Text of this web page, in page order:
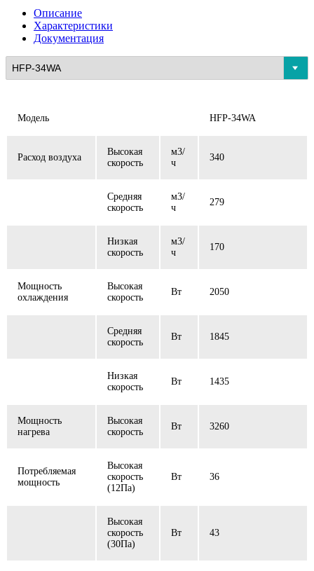
Описание
Характеристики
Документация
Модель HFP-34WA
Расход воздуха
Высокая
скорость
м3/
ч
340
Средняя
скорость
м3/
ч
279
Низкая
скорость
м3/
ч
170
Мощность
охлаждения
Высокая
скорость
Вт 2050
Средняя
скорость
Вт 1845
Низкая
скорость
Вт 1435
Мощность
нагрева
Высокая
скорость
Вт 3260
Потребляемая
мощность
Высокая
скорость
(12Пa)
Вт 36
Высокая
скорость
(30Па)
Вт 43